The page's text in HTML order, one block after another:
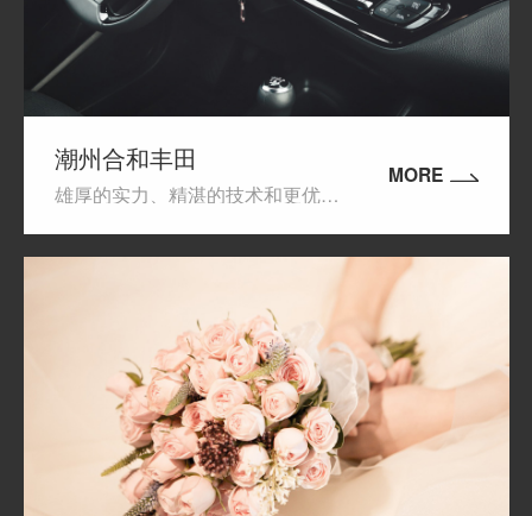
潮州合和丰田
雄厚的实力、精湛的技术和更优质的全面服务
MORE